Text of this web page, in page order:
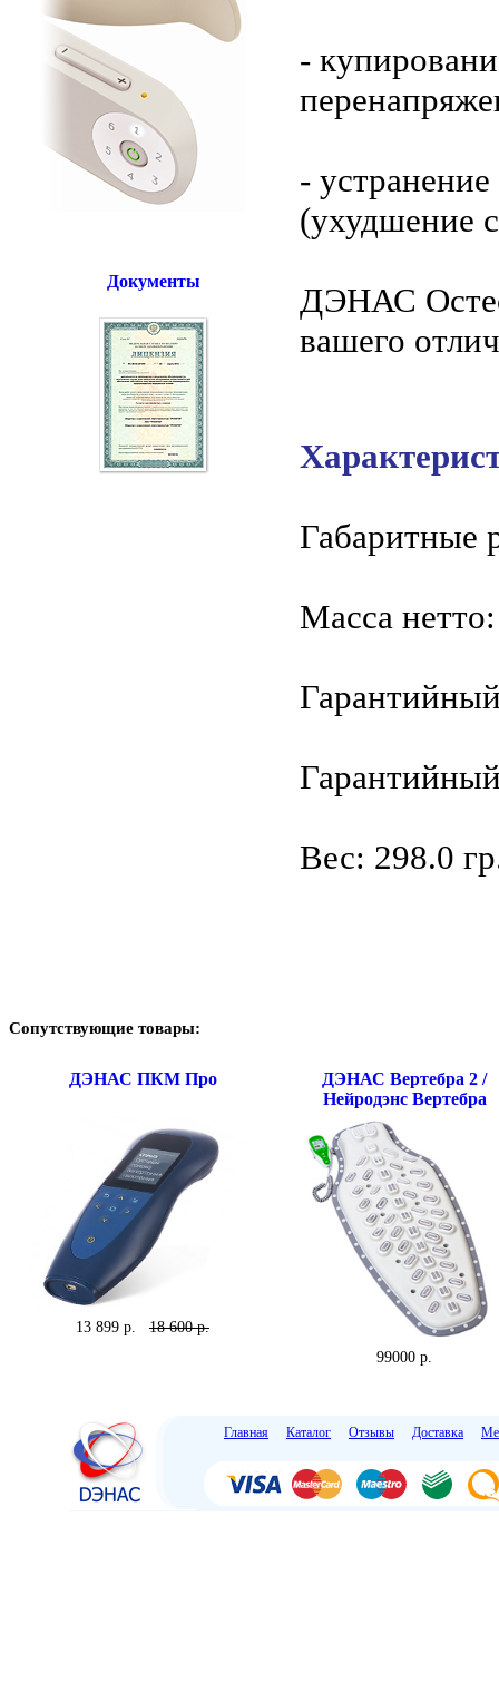
Документы
-
-
(ухудшение
ДЭНАС
вашего
Габаритные
Масса
Вес: 298.0
Сопутствующие товары:
ДЭНАС ПКМ Про
13 899 p. 18 600 p.
ДЭНАС Вертебра 2 /
Нейродэнс Вертебра
99000 p.
Главная Каталог Отзывы Доставка